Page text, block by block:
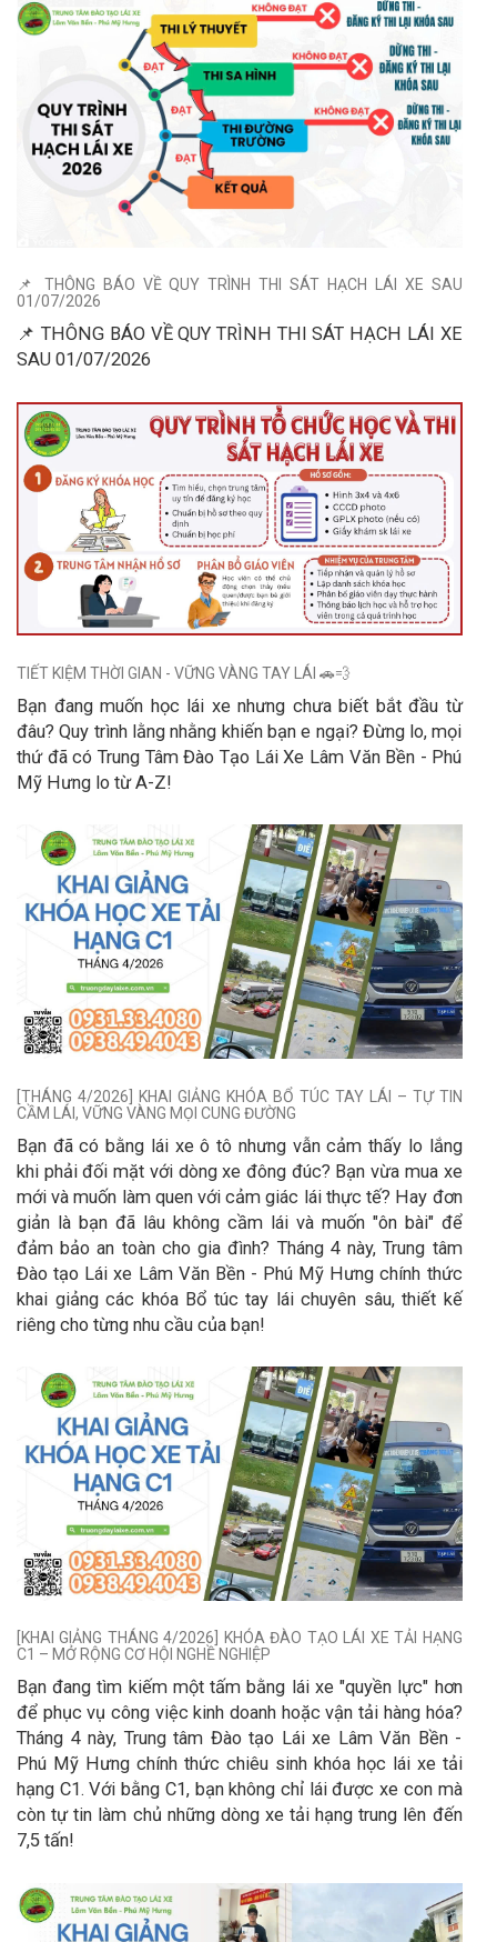
📌 THÔNG BÁO VỀ QUY TRÌNH THI SÁT HẠCH LÁI XE SAU
01/07/2026
📌 THÔNG BÁO VỀ QUY TRÌNH THI SÁT HẠCH LÁI XE
SAU 01/07/2026
TIẾT KIỆM THỜI GIAN - VỮNG VÀNG TAY LÁI 🚗💨
Bạn đang muốn học lái xe nhưng chưa biết bắt đầu từ
đâu? Quy trình lằng nhằng khiến bạn e ngại? Đừng lo, mọi
thứ đã có Trung Tâm Đào Tạo Lái Xe Lâm Văn Bền - Phú
Mỹ Hưng lo từ A-Z!
[THÁNG 4/2026] KHAI GIẢNG KHÓA BỔ TÚC TAY LÁI – TỰ TIN
CẦM LÁI, VỮNG VÀNG MỌI CUNG ĐƯỜNG
Bạn đã có bằng lái xe ô tô nhưng vẫn cảm thấy lo lắng
khi phải đối mặt với dòng xe đông đúc? Bạn vừa mua xe
mới và muốn làm quen với cảm giác lái thực tế? Hay đơn
giản là bạn đã lâu không cầm lái và muốn "ôn bài" để
đảm bảo an toàn cho gia đình? Tháng 4 này, Trung tâm
Đào tạo Lái xe Lâm Văn Bền - Phú Mỹ Hưng chính thức
khai giảng các khóa Bổ túc tay lái chuyên sâu, thiết kế
riêng cho từng nhu cầu của bạn!
[KHAI GIẢNG THÁNG 4/2026] KHÓA ĐÀO TẠO LÁI XE TẢI HẠNG
C1 – MỞ RỘNG CƠ HỘI NGHỀ NGHIỆP
Bạn đang tìm kiếm một tấm bằng lái xe "quyền lực" hơn
để phục vụ công việc kinh doanh hoặc vận tải hàng hóa?
Tháng 4 này, Trung tâm Đào tạo Lái xe Lâm Văn Bền -
Phú Mỹ Hưng chính thức chiêu sinh khóa học lái xe tải
hạng C1. Với bằng C1, bạn không chỉ lái được xe con mà
còn tự tin làm chủ những dòng xe tải hạng trung lên đến
7,5 tấn!